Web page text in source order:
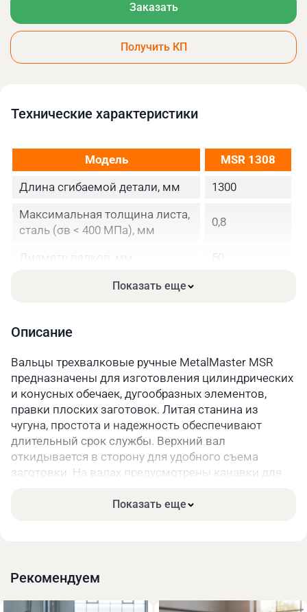
Заказать
Получить КП
Технические xарактеристики
Модель
MSR 1308
Длина сгибаемой детали, мм
1300
Максимальная толщина листа,
сталь (σв < 400 МПа), мм
0,8
Диаметр валков, мм
50
Диаметр канавок для гибки
Размеры в упаковке, мм
117/147
Показать еще
Описание
Вальцы трехвалковые ручные MetalMaster MSR
предназначены для изготовления цилиндрических
и конусных обечаек, дугообразных элементов,
правки плоских заготовок. Литая станина из
чугуна, простота и надежность обеспечивают
длительный срок службы. Верхний вал
откидывается в сторону для удобного съема
заготовки. На валах предусмотрены канавки для
формирование радиуса и вращение валов
работать с тонкими стальными листами,
обладающими значительной упругостью и
требующими большей степени деформации для
Показать еще
Рекомендуем